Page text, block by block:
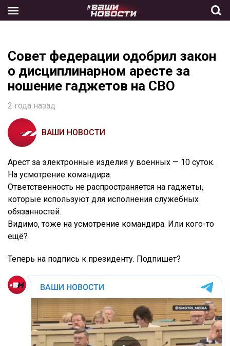
the
Совет федерации одобрил закон
о дисциплинарном аресте за
ношение гаджетов на СВО
2 года назад
ВАШИ НОВОСТИ
Арест за электронные изделия у военных — 10 суток.
На усмотрение командира.
Ответственность не распространяется на гаджеты,
которые используют для исполнения служебных
обязанностей.
Видимо, тоже на усмотрение командира. Или кого-то
ещё?
Теперь на подпись к президенту. Подпишет?